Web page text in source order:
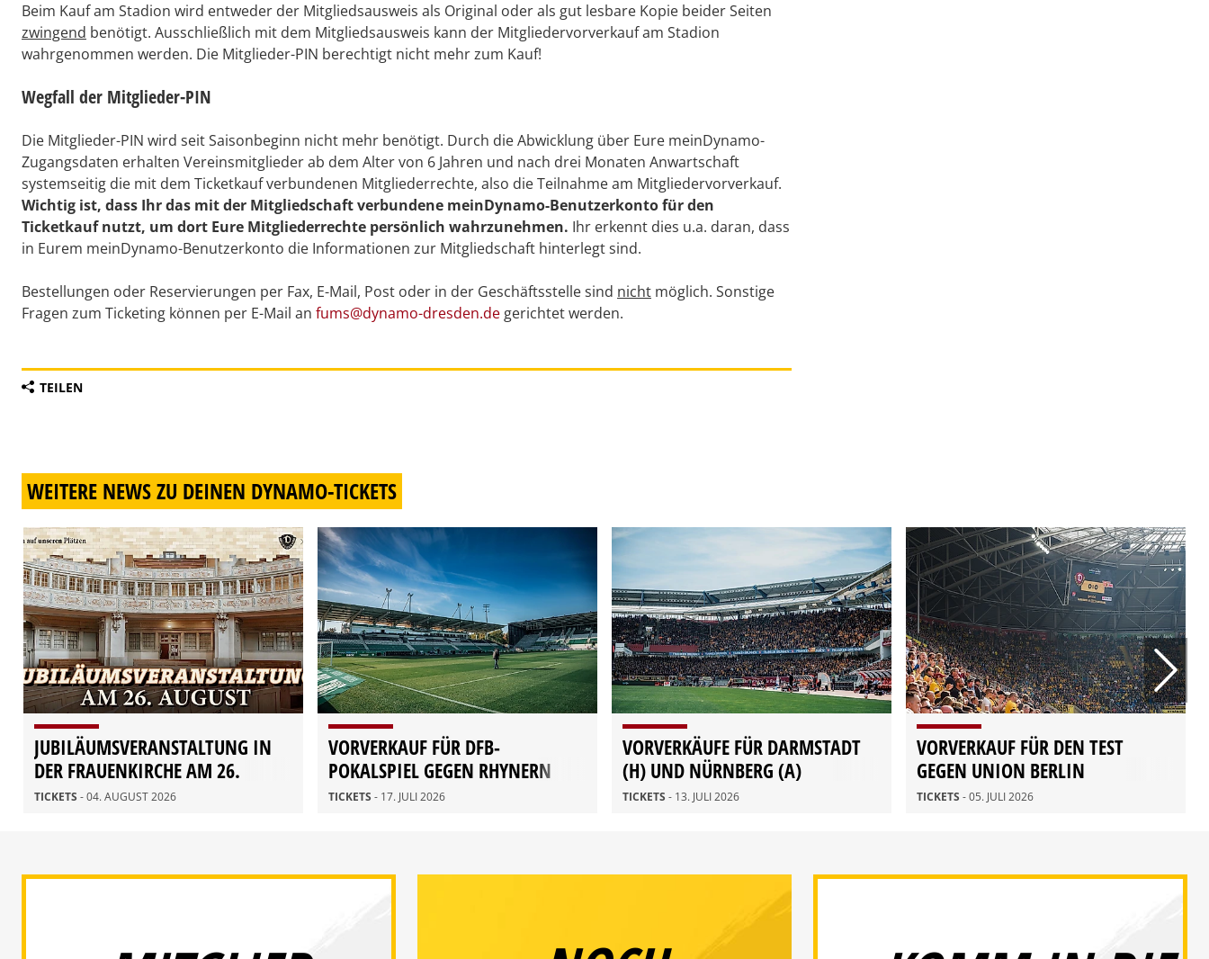
Beim Kauf am Stadion wird entweder der Mitgliedsausweis als Original oder als gut lesbare Kopie beider Seiten
zwingend benötigt. Ausschließlich mit dem Mitgliedsausweis kann der Mitgliedervorverkauf am Stadion
wahrgenommen werden. Die Mitglieder-PIN berechtigt nicht mehr zum Kauf!
Wegfall der Mitglieder-PIN
Die Mitglieder-PIN wird seit Saisonbeginn nicht mehr benötigt. Durch die Abwicklung über Eure meinDynamo-
Zugangsdaten erhalten Vereinsmitglieder ab dem Alter von 6 Jahren und nach drei Monaten Anwartschaft
systemseitig die mit dem Ticketkauf verbundenen Mitgliederrechte, also die Teilnahme am Mitgliedervorverkauf.
Wichtig ist, dass Ihr das mit der Mitgliedschaft verbundene meinDynamo-Benutzerkonto für den
Ticketkauf nutzt, um dort Eure Mitgliederrechte persönlich wahrzunehmen. Ihr erkennt dies u.a. daran, dass
in Eurem meinDynamo-Benutzerkonto die Informationen zur Mitgliedschaft hinterlegt sind.
Bestellungen oder Reservierungen per Fax, E-Mail, Post oder in der Geschäftsstelle sind nicht möglich. Sonstige
Fragen zum Ticketing können per E-Mail an fums@dynamo-dresden.de gerichtet werden.
TEILEN
WEITERE NEWS ZU DEINEN DYNAMO-TICKETS
JUBILÄUMSVERANSTALTUNG IN
DER FRAUENKIRCHE AM 26.
AUGUST
TICKETS - 04. AUGUST 2026
VORVERKAUF FÜR DFB-
POKALSPIEL GEGEN RHYNERN
TICKETS - 17. JULI 2026
VORVERKÄUFE FÜR DARMSTADT
(H) UND NÜRNBERG (A)
TICKETS - 13. JULI 2026
VORVERKAUF FÜR DEN TEST
GEGEN UNION BERLIN
TICKETS - 05. JULI 2026